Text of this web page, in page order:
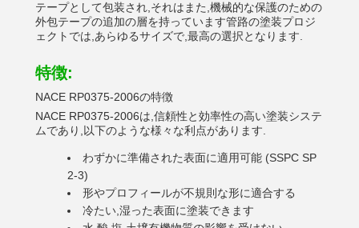
テープとして包装され,それはまた,機械的な保護のための
外包テープの追加の層を持っています管路の塗装プロジ
ェクトでは,あらゆるサイズで,最高の選択となります.
特徴:
NACE RP0375-2006の特徴
NACE RP0375-2006は,信頼性と効率性の高い塗装システ
ムであり,以下のような様々な利点があります.
わずかに準備された表面に適用可能 (SSPC SP
2-3)
形やプロフィールが不規則な形に適合する
冷たい,湿った表面に塗装できます